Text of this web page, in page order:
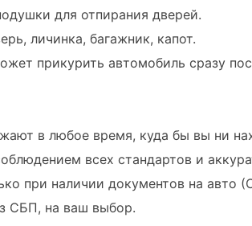
для отпирания дверей.
личинка, багажник, капот.
прикурить автомобиль сразу
в любое время, куда бы вы ни
всех стандартов и
при наличии документов на авто
СБП, на ваш выбор.